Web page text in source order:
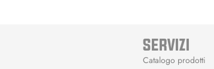
SERVIZI
Catalogo prodotti